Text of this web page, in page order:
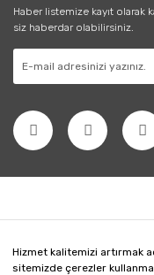
Hizmet kalitemizi artırmak
sitemizde çerezler
Haber listemize kayıt olarak
siz haberdar olabilirsiniz.